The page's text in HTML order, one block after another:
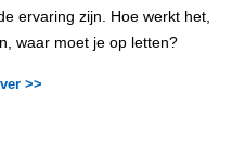
ervaring zijn. Hoe werkt het,
waar moet je op letten?
>>